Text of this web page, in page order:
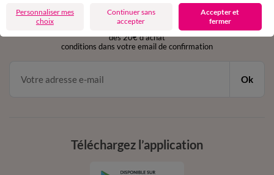
en vous inscrivant à la newsletter
dès 20€ d’achat
conditions dans votre email de confirmation
Ok
Téléchargez l’application
Personnaliser mes
choix
Continuer sans
accepter
Accepter et
fermer